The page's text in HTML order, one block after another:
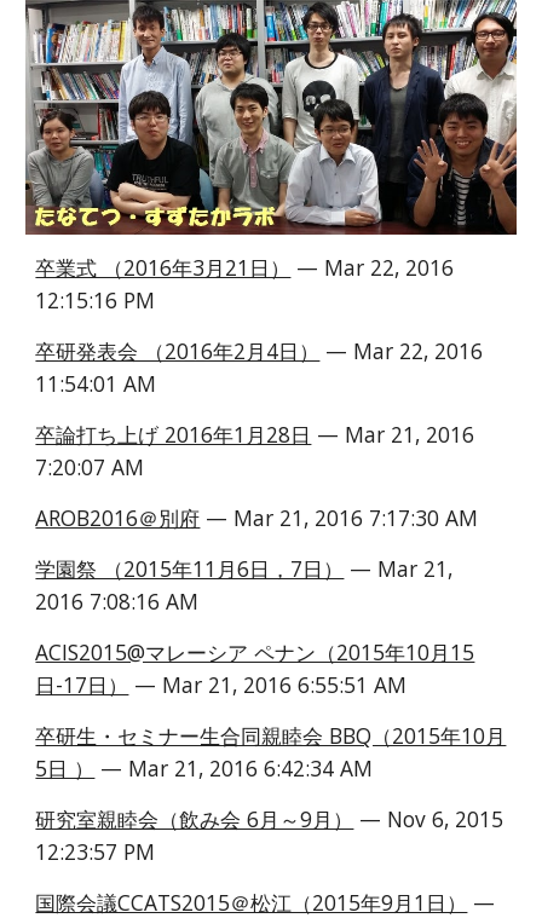
卒業式 （2016年3月21日）
— Mar 22, 2016
12:15:16 PM
卒研発表会 （2016年2月4日）
— Mar 22, 2016
11:54:01 AM
卒論打ち上げ 2016年1月28日 — Mar 21, 2016
7:20:07 AM
AROB2016＠別府 — Mar 21, 2016 7:17:30 AM
学園祭 （2015年11月6日，7日）
— Mar 21,
2016 7:08:16 AM
ACIS2015@マレーシア ペナン（2015年10月15
日-17日）
— Mar 21, 2016 6:55:51 AM
卒研生・セミナー生合同親睦会 BBQ（2015年10月
5日 ）
— Mar 21, 2016 6:42:34 AM
研究室親睦会（飲み会 6月～9月）
— Nov 6, 2015
12:23:57 PM
国際会議CCATS2015＠松江（2015年9月1日）
—